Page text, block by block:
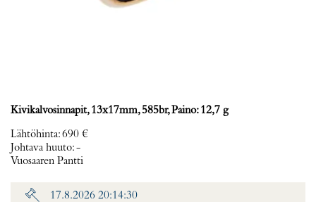
Kivikalvosinnapit, 13x17mm, 585br, Paino: 12,7 g
Lähtöhinta:690 €
Johtava huuto:-
Vuosaaren Pantti
17.8.2026 20:14:30